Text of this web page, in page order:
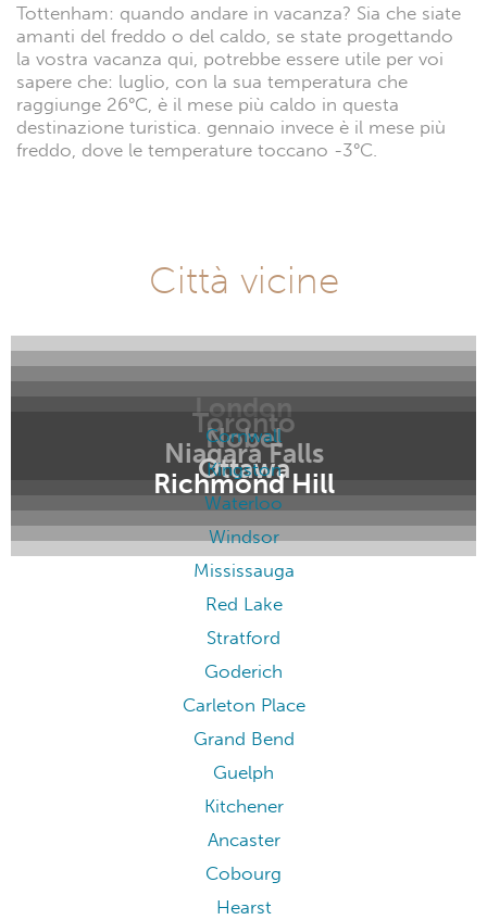
Tottenham: quando andare in vacanza? Sia che siate
amanti del freddo o del caldo, se state progettando
la vostra vacanza qui, potrebbe essere utile per voi
sapere che: luglio, con la sua temperatura che
raggiunge 26°C, è il mese più caldo in questa
destinazione turistica. gennaio invece è il mese più
freddo, dove le temperature toccano -3°C.
Città vicine
London
Toronto
Nobel
Niagara Falls
Ottawa
Richmond Hill
Cornwall
Kingston
Waterloo
Windsor
Mississauga
Red Lake
Stratford
Goderich
Carleton Place
Grand Bend
Guelph
Kitchener
Ancaster
Cobourg
Hearst